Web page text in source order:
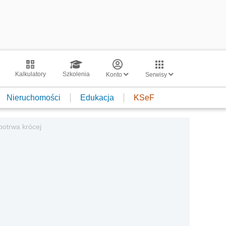
Kalkulatory Szkolenia Konto Serwisy
Nieruchomości Edukacja KSeF
krócej